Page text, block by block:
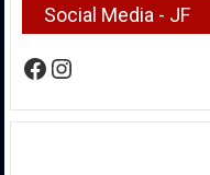
Social Media - JF
Facebook
Instagram